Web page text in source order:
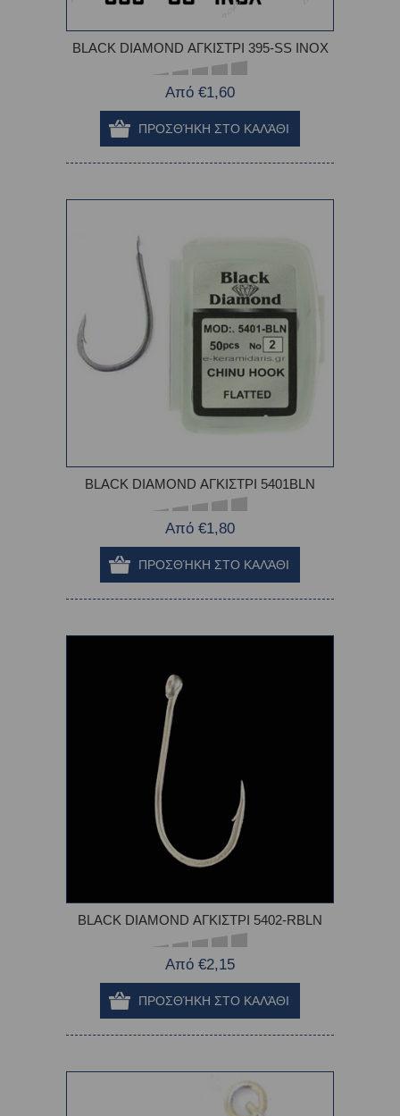
BLACK DIAMOND ΑΓΚΙΣΤΡΙ 395-SS INOX
Από €1,60
BLACK DIAMOND ΑΓΚΙΣΤΡΙ 5401BLN
Από €1,80
BLACK DIAMOND ΑΓΚΙΣΤΡΙ 5402-RBLN
Από €2,15